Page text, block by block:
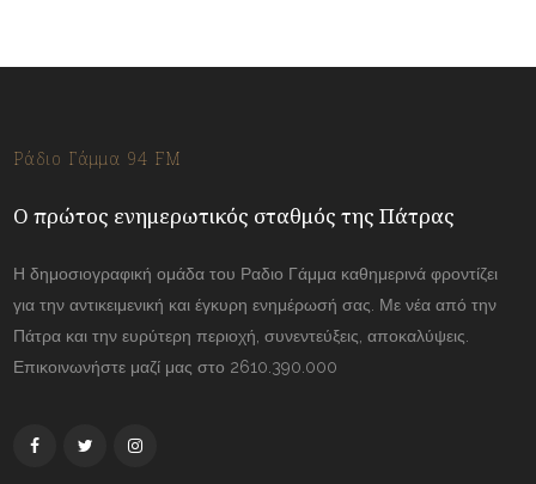
Ράδιο Γάμμα 94 FM
Ο πρώτος ενημερωτικός σταθμός της Πάτρας
Η δημοσιογραφική ομάδα του Ραδιο Γάμμα καθημερινά φροντίζει
για την αντικειμενική και έγκυρη ενημέρωσή σας. Με νέα από την
Πάτρα και την ευρύτερη περιοχή, συνεντεύξεις, αποκαλύψεις.
Επικοινωνήστε μαζί μας στο 2610.390.000